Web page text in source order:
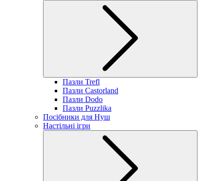
Пазли Trefl
Пазли Castorland
Пазли Dodo
Пазли Puzzlika
Посібники для Нуш
Настільні ігри